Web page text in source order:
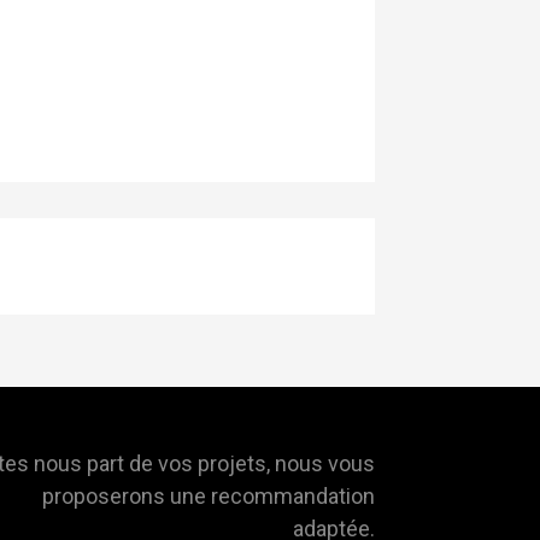
nous part de vos projets, nous vous
proposerons une recommandation
adaptée.